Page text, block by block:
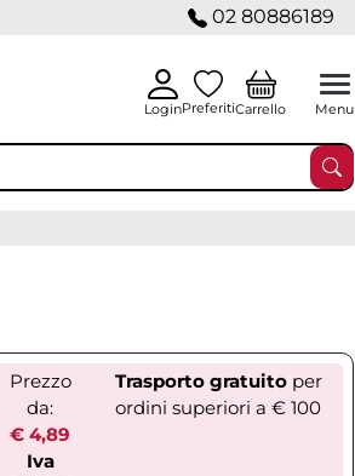
02 80886189
LoginPreferitiCarrello Menu
Prezzo
da:
€ 4,89
Iva
Trasporto gratuitoper
ordini superiori a € 100